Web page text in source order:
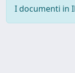
I documenti in